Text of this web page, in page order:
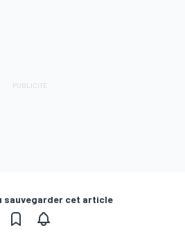
sauvegarder cet article